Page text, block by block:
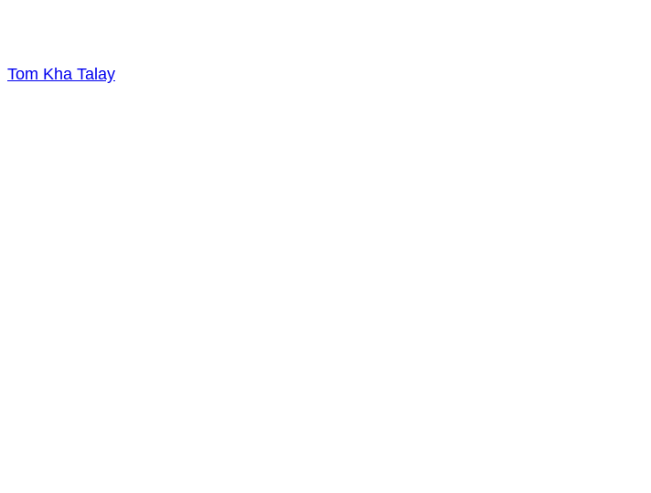
Tom Kha Talay